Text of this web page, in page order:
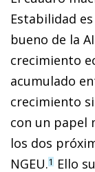
Estabilidad
bueno de la
crecimiento
acumulado
crecimiento
con un papel
los dos
NGEU.1 Ello